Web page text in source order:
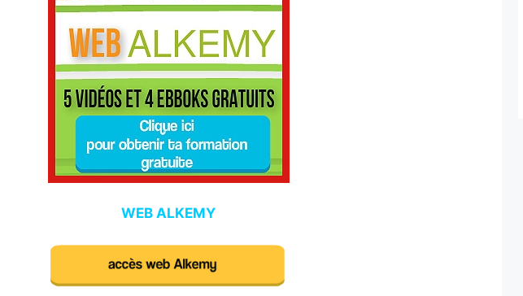
WEB ALKEMY